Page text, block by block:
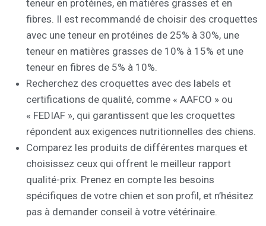
teneur en protéines, en matières grasses et en
fibres. Il est recommandé de choisir des croquettes
avec une teneur en protéines de 25% à 30%, une
teneur en matières grasses de 10% à 15% et une
teneur en fibres de 5% à 10%.
Recherchez des croquettes avec des labels et
certifications de qualité, comme « AAFCO » ou
« FEDIAF », qui garantissent que les croquettes
répondent aux exigences nutritionnelles des chiens.
Comparez les produits de différentes marques et
choisissez ceux qui offrent le meilleur rapport
qualité-prix. Prenez en compte les besoins
spécifiques de votre chien et son profil, et n’hésitez
pas à demander conseil à votre vétérinaire.